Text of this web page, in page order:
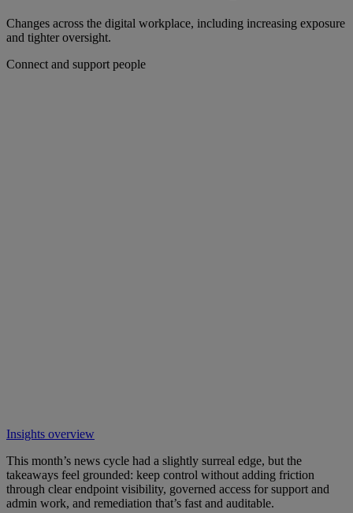
Changes across the digital workplace, including increasing exposure
and tighter oversight.
Connect and support people
Insights overview
This month’s news cycle had a slightly surreal edge, but the
takeaways feel grounded: keep control without adding friction
through clear endpoint visibility, governed access for support and
admin work, and remediation that’s fast and auditable.